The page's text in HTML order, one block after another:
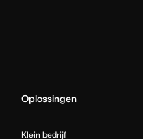
Oplossingen
Klein bedrijf